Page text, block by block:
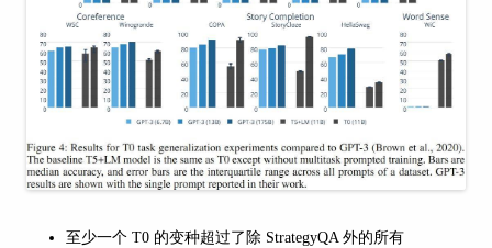
至少一个 T0 的变种超过了除 StrategyQA 外的所有